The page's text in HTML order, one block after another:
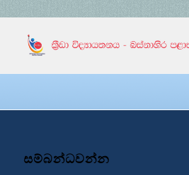
සම්බන්ධවන්න